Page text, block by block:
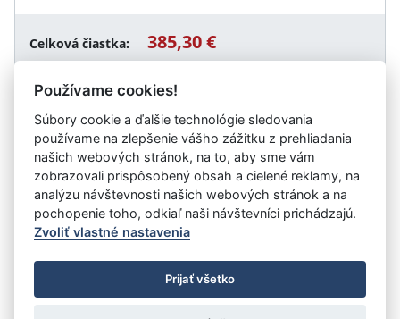
Celková čiastka: 385,30 €
Návrat späť
Vystavil:Centrum pre deti a rodiny Topoľčany
Úrad vlády SR
- Všetky práva vyhradené
Prehlásenie o prístupnosti
Zmluvy do 31.12.2010
Nastavenia cookies
Používame cookies!
Súbory cookie a ďalšie technológie sledovania
používame na zlepšenie vášho zážitku z prehliadania
našich webových stránok, na to, aby sme vám
zobrazovali prispôsobený obsah a cielené reklamy, na
analýzu návštevnosti našich webových stránok a na
pochopenie toho, odkiaľ naši návštevníci prichádzajú.
Zvoliť vlastné nastavenia
Prijať všetko